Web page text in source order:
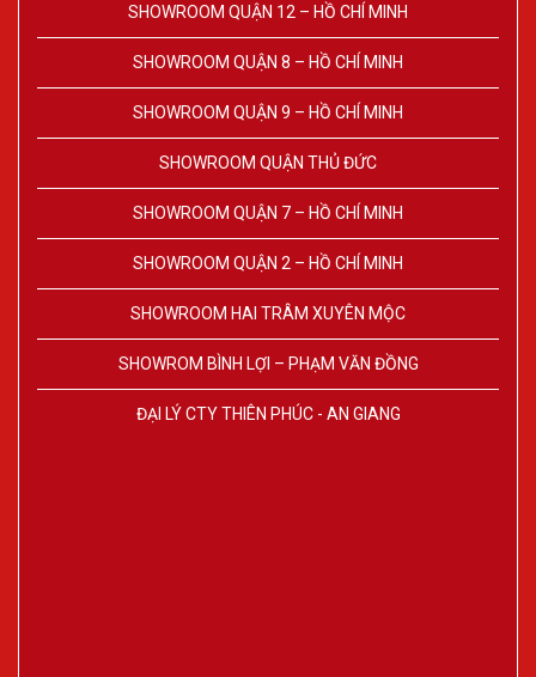
SHOWROOM QUẬN 12 – HỒ CHÍ MINH
SHOWROOM QUẬN 8 – HỒ CHÍ MINH
SHOWROOM QUẬN 9 – HỒ CHÍ MINH
SHOWROOM QUẬN THỦ ĐỨC
SHOWROOM QUẬN 7 – HỒ CHÍ MINH
SHOWROOM QUẬN 2 – HỒ CHÍ MINH
SHOWROOM HAI TRÂM XUYÊN MỘC
SHOWROM BÌNH LỢI – PHẠM VĂN ĐỒNG
ĐẠI LÝ CTY THIÊN PHÚC - AN GIANG